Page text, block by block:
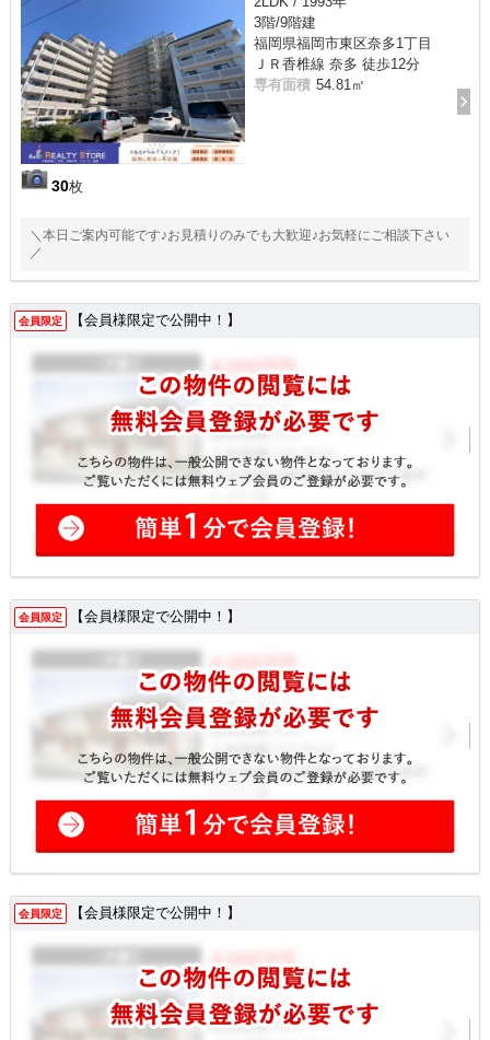
30枚
3階/9階建
福岡県福岡市東区奈多1丁目
ＪＲ香椎線 奈多 徒歩12分
専有面積 54.81㎡
＼本日ご案内可能です♪お見積りのみでも大歓迎♪お気軽にご相談下さい
／
会員限定 【会員様限定で公開中！】
会員限定 【会員様限定で公開中！】
会員限定 【会員様限定で公開中！】